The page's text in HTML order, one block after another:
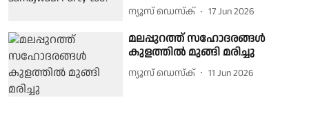
ന്യൂസ് ഡെസ്ക് 17 Jun 2026
മലപ്പുറത്ത് സഹോദരങ്ങൾ
കുളത്തിൽ മുങ്ങി മരിച്ചു
ന്യൂസ് ഡെസ്ക് 11 Jun 2026